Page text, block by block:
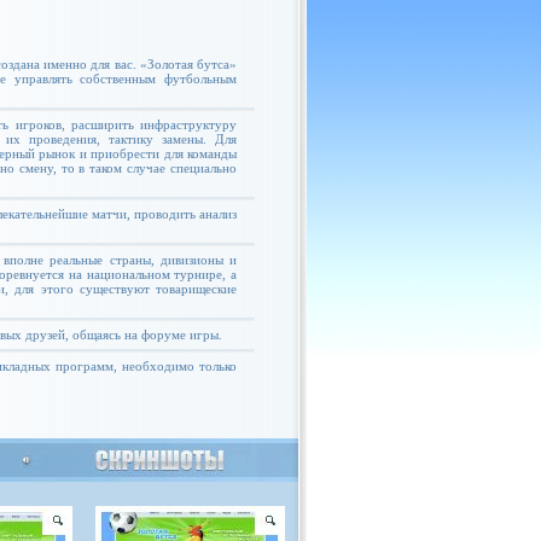
именно для вас. «Золотая бутса»
управлять собственным футбольным
игроков, расширить инфраструктуру
их проведения, тактику замены. Для
рынок и приобрести для команды
смену, то в таком случае специально
матчи, проводить анализ
реальные страны, дивизионы и
на национальном турнире, а
для этого существуют товарищеские
друзей, общаясь на форуме игры.
программ, необходимо только